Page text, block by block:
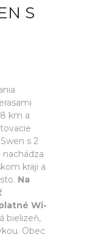
S
km a
s 2
nachádza
kraji a
Na
Wi-
bielizeň,
Obec